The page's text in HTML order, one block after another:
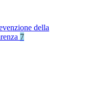
della
7